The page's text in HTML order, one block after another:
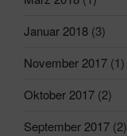
Januar 2018 (3)
November 2017 (1)
Oktober 2017 (2)
September 2017 (2)